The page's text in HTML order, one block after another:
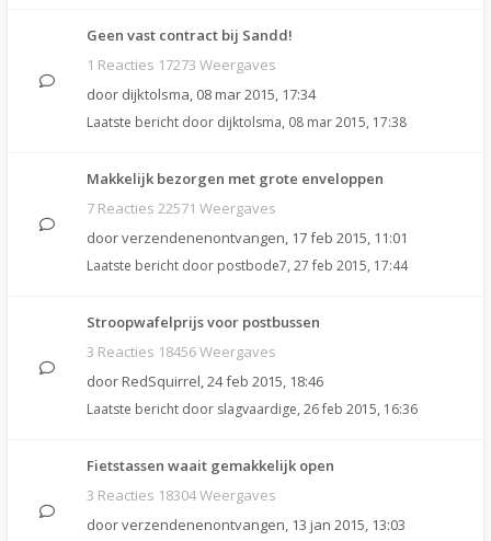
Geen vast contract bij Sandd!
1 Reacties 17273 Weergaves
door dijktolsma, 08 mar 2015, 17:34
Laatste bericht door dijktolsma, 08 mar 2015, 17:38
Makkelijk bezorgen met grote enveloppen
7 Reacties 22571 Weergaves
doorverzendenenontvangen, 17 feb 2015, 11:01
Laatste bericht door postbode7, 27 feb 2015, 17:44
Stroopwafelprijs voor postbussen
3 Reacties 18456 Weergaves
door RedSquirrel,24 feb 2015, 18:46
Laatste bericht door slagvaardige, 26 feb 2015, 16:36
Fietstassen waait gemakkelijk open
3 Reacties 18304 Weergaves
doorverzendenenontvangen, 13 jan 2015, 13:03